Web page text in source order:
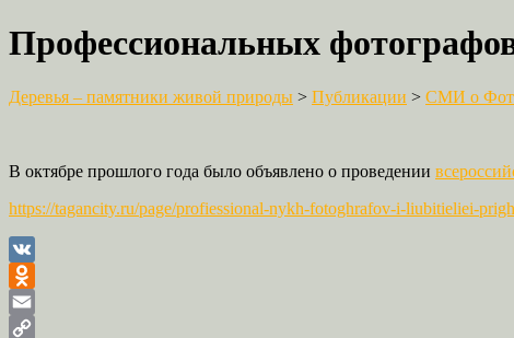
Профессиональных
Деревья – памятники живой природы > Публикации > СМИ о
В октябре прошлого года было объявлено о проведении
https://tagancity.ru/page/profiessional-nykh-fotoghrafov-i-liubitieliei-
VK
Odnoklassniki
Email